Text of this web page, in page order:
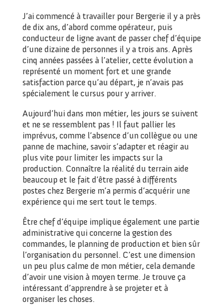
J’ai commencé à travailler pour Bergerie il y a près
de dix ans, d’abord comme opérateur, puis
conducteur de ligne avant de passer chef d’équipe
d’une dizaine de personnes il y a trois ans. Après
cinq années passées à l’atelier, cette évolution a
représenté un moment fort et une grande
satisfaction parce qu’au départ, je n’avais pas
spécialement le cursus pour y arriver.
Aujourd’hui dans mon métier, les jours se suivent
et ne se ressemblent pas ! Il faut pallier les
imprévus, comme l’absence d’un collègue ou une
panne de machine, savoir s’adapter et réagir au
plus vite pour limiter les impacts sur la
production. Connaître la réalité du terrain aide
beaucoup et le fait d’être passé à différents
postes chez Bergerie m’a permis d’acquérir une
expérience qui me sert tout le temps.
Être chef d’équipe implique également une partie
administrative qui concerne la gestion des
commandes, le planning de production et bien sûr
l’organisation du personnel. C’est une dimension
un peu plus calme de mon métier, cela demande
d’avoir une vision à moyen terme. Je trouve ça
intéressant d’apprendre à se projeter et à
organiser les choses.